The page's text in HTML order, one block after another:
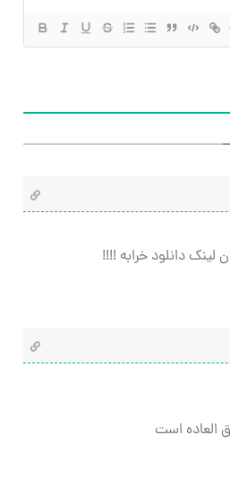
لینک دانلود خرابه !!!!
است